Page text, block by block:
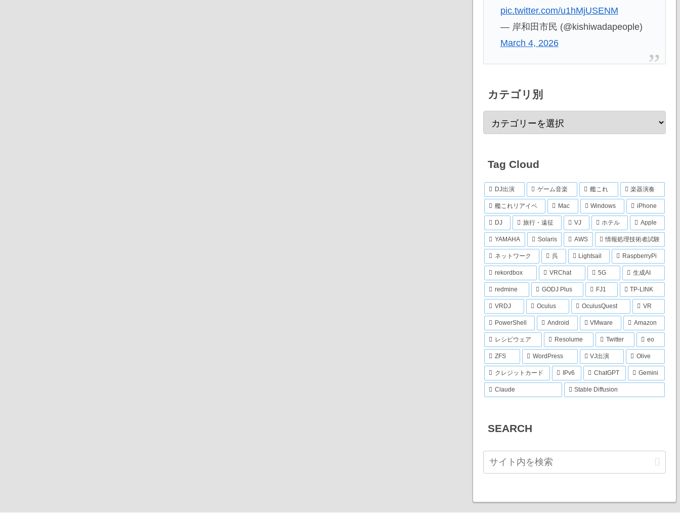
pic.twitter.com/u1hMjUSENM
— 岸和田市民 (@kishiwadapeople)
March 4, 2026
カテゴリ別
Tag Cloud
DJ出演 ゲーム音楽 艦これ 楽器演奏
艦これリアイベ Mac Windows iPhone
DJ 旅行・遠征 VJ ホテル Apple
YAMAHA Solaris AWS 情報処理技術者試験
ネットワーク 呉 Lightsail RaspberryPi
rekordbox VRChat 5G 生成AI
redmine GODJ Plus FJ1 TP-LINK
VRDJ Oculus OculusQuest VR
PowerShell Android VMware Amazon
レシピウェア Resolume Twitter eo
ZFS WordPress VJ出演 Olive
クレジットカード IPv6 ChatGPT Gemini
Claude Stable Diffusion
SEARCH